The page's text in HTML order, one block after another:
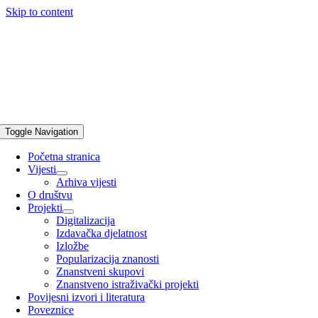
Skip to content
Toggle Navigation
Početna stranica
Vijesti
Arhiva vijesti
O društvu
Projekti
Digitalizacija
Izdavačka djelatnost
Izložbe
Popularizacija znanosti
Znanstveni skupovi
Znanstveno istraživački projekti
Povijesni izvori i literatura
Poveznice